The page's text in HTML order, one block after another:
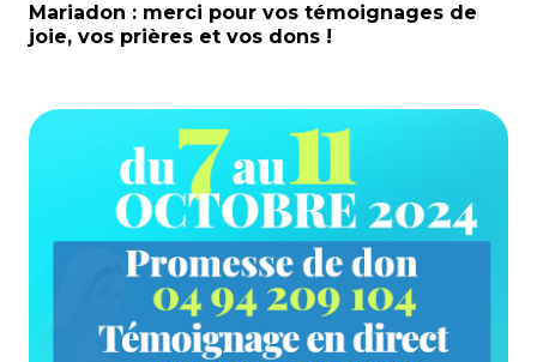
Mariadon : merci pour vos témoignages de
joie, vos prières et vos dons !